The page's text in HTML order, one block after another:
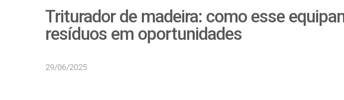
Triturador de madeira: como esse
resíduos em oportunidades
29/06/2025